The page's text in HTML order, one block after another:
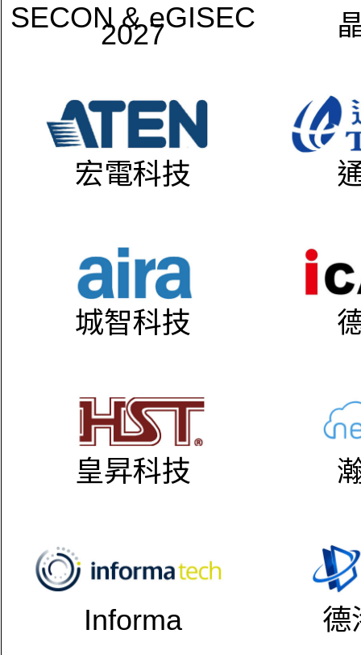
SECON & eGISEC
2027
宏電科技
城智科技
皇昇科技
Informa 德